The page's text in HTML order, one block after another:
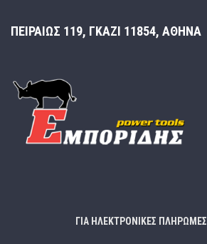
ΠΕΙΡΑΙΩΣ 119, ΓΚΑΖΙ 11854, ΑΘΗΝΑ
ΓΙΑ ΗΛΕΚΤΡΟΝΙΚΕΣ ΠΛΗΡΩΜΕΣ